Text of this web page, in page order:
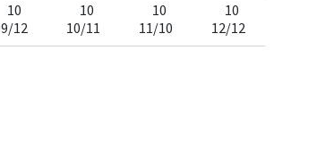
10
12
10
10/11
10
11/10
10
12/12